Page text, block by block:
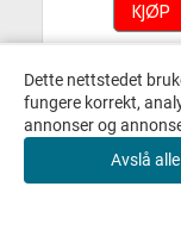
KJØP
Dette nettstedet
fungere korrekt,
annonser og
Avslå alle